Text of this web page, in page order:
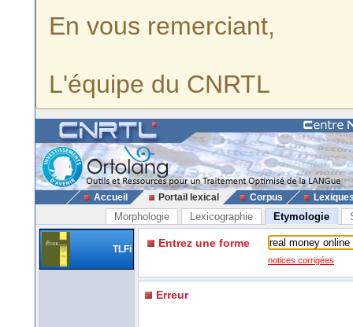
En vous remerciant,
L'équipe du CNRTL
Accueil Portail lexical Corpus
Morphologie Lexicographie Etymologie
TLFi Entrez une forme
notices corrigées
Erreur